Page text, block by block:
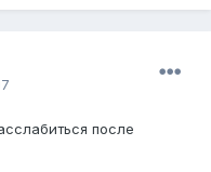
после